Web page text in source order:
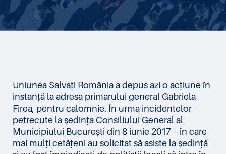
Uniunea Salvați România a depus azi o acțiune în
instanță la adresa primarului general Gabriela
Firea, pentru calomnie. În urma incidentelor
petrecute la ședința Consiliului General al
Municipiului București din 8 iunie 2017 – în care
mai mulți cetățeni au solicitat să asiste la ședință